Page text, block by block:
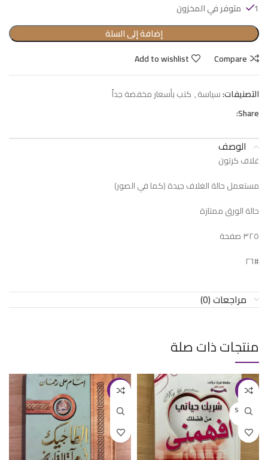
1 متوفر في المخزون
إضافة إلى السلة
Compare
Add to wishlist
التصنيفات:سياسة, كتب بأسعار مخفضة جداً
Share:
الوصف
غلاف كرتون
مستعمل حالة الغلاف جيدة (كما في الصور)
حالة الورق ممتازة
٣٢٥ صفحة
#٢٦
مراجعات (0)
منتجات ذات صلة
-27%
SOLD O
UT
-24%